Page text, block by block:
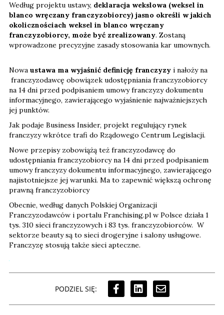
Według projektu ustawy, deklaracja wekslowa (weksel in
blanco wręczany franczyzobiorcy) jasno określi w jakich
okolicznościach weksel in blanco wręczany
franczyzobiorcy, może być zrealizowany. Zostaną
wprowadzone precyzyjne zasady stosowania kar umownych.
Nowa ustawa ma wyjaśnić definicję franczyzy i nałoży na
franczyzodawcę obowiązek udostępniania franczyzobiorcy
na 14 dni przed podpisaniem umowy franczyzy dokumentu
informacyjnego, zawierającego wyjaśnienie najważniejszych
jej punktów.
Jak podaje Business Insider, projekt regulujący rynek
franczyzy wkrótce trafi do Rządowego Centrum Legislacji.
Nowe przepisy zobowiążą też franczyzodawcę do
udostępniania franczyzobiorcy na 14 dni przed podpisaniem
umowy franczyzy dokumentu informacyjnego, zawierającego
najistotniejsze jej warunki. Ma to zapewnić większą ochronę
prawną franczyzobiorcy
Obecnie, według danych Polskiej Organizacji
Franczyzodawców i portalu Franchising.pl w Polsce działa 1
tys. 310 sieci franczyzowych i 83 tys. franczyzobiorców. W
sektorze beauty są to sieci drogeryjne i salony usługowe.
Franczyzę stosują także sieci apteczne.
PODZIEL SIĘ: